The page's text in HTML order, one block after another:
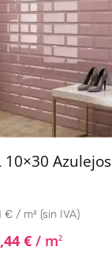
10×30 Azulejos
/ m² (sin IVA)
€ / m2